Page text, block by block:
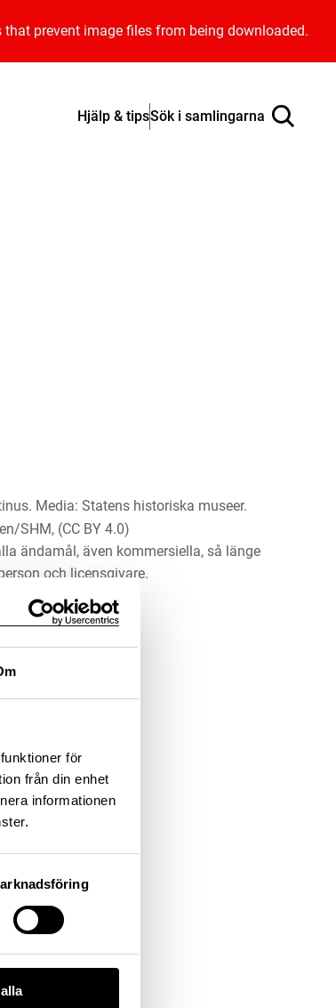
för
från din enhet
informationen
prevent image files from being downloaded.
Hjälp & tipsSök i samlingarna
Media: Statens historiska museer.
SHM, (CC BY 4.0)
ändamål, även kommersiella, så länge
och licensgivare.